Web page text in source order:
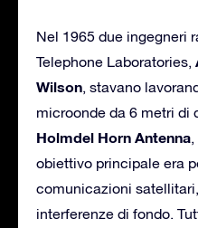
Nel 1965 due ingegneri
Telephone Laboratories,
Wilson, stavano
microonde da 6 metri di
Holmdel Horn Antenna
obiettivo principale era
comunicazioni
interferenze di fondo.